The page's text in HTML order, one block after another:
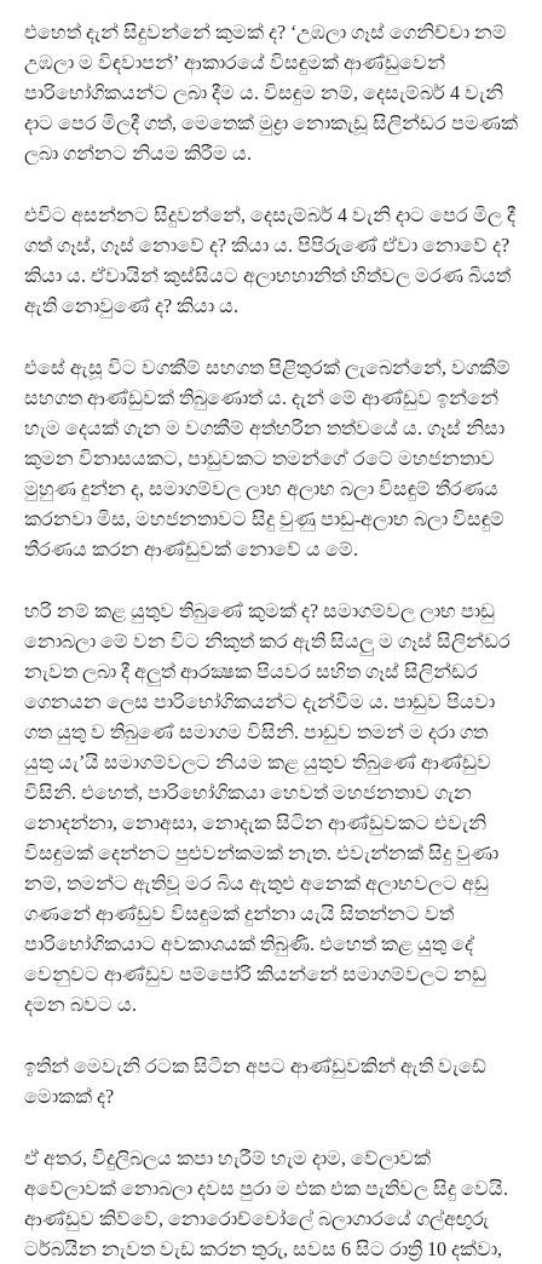
එහෙත් දැන් සිදුවන්නේ කුමක් ද? ‘උඹලා ගෑස් ගෙනිච්චා නම්
උඹලා ම විඳවාපන්’ ආකාරයේ විසඳුමක් ආණ්ඩුවෙන්
පාරිභෝගිකයන්ට ලබා දීම ය. විසඳුම නම්, දෙසැම්බර් 4 වැනි
දාට පෙර මිලදී ගත්, මෙතෙක් මුද්‍රා නොකැඩූ සිලින්ඩර පමණක්
ලබා ගන්නට නියම කිරීම ය.
එවිට අසන්නට සිදුවන්නේ, දෙසැම්බර් 4 වැනි දාට පෙර මිල දී
ගත් ගෑස්, ගෑස් නොවේ ද? කියා ය. පිපිරුණේ ඒවා නොවේ ද?
කියා ය. ඒවායින් කුස්සියට අලාභහානිත් හිත්වල මරණ බියත්
ඇති නොවුණේ ද? කියා ය.
එසේ ඇසූ විට වගකීම් සහගත පිළිතුරක් ලැබෙන්නේ, වගකීම්
සහගත ආණ්ඩුවක් තිබුණොත් ය. දැන් මේ ආණ්ඩුව ඉන්නේ
හැම දෙයක් ගැන ම වගකීම් අත්හරින තත්වයේ ය. ගෑස් නිසා
කුමන විනාසයකට, පාඩුවකට තමන්ගේ රටේ මහජනතාව
මුහුණ දුන්න ද, සමාගම්වල ලාභ අලාභ බලා විසඳුම් තීරණය
කරනවා මිස, මහජනතාවට සිදු වුණු පාඩු-අලාභ බලා විසඳුම්
තීරණය කරන ආණ්ඩුවක් නොවේ ය මේ.
හරි නම් කළ යුතුව තිබුණේ කුමක් ද? සමාගම්වල ලාභ පාඩු
නොබලා මේ වන විට නිකුත් කර ඇති සියලු ම ගෑස් සිලින්ඩර
නැවත ලබා දී අලුත් ආරක්‍ෂක පියවර සහිත ගෑස් සිලින්ඩර
ගෙනයන ලෙස පාරිභෝගිකයන්ට දැන්වීම ය. පාඩුව පියවා
ගත යුතු ව තිබුණේ සමාගම විසිනි. පාඩුව තමන් ම දරා ගත
යුතු යැ’යි සමාගම්වලට නියම කළ යුතුව තිබුණේ ආණ්ඩුව
විසිනි. එහෙත්, පාරිභෝගිකයා හෙවත් මහජනතාව ගැන
නොදන්නා, නොඅසා, නොදැක සිටින ආණ්ඩුවකට එවැනි
විසඳුමක් දෙන්නට පුළුවන්කමක් නැත. එවැන්නක් සිදු වුණා
නම්, තමන්ට ඇතිවූ මර බිය ඇතුළු අනෙක් අලාභවලට අඩු
ගණනේ ආණ්ඩුව විසඳුමක් දුන්නා යැයි සිතන්නට වත්
පාරිභෝගිකයාට අවකාශයක් තිබුණි. එහෙත් කළ යුතු දේ
වෙනුවට ආණ්ඩුව පම්පෝරි කියන්නේ සමාගම්වලට නඩු
දමන බවට ය.
ඉතින් මෙවැනි රටක සිටින අපට ආණ්ඩුවකින් ඇති වැඩේ
මොකක් ද?
ඒ අතර, විදුලිබලය කපා හැරීම් හැම දාම, වේලාවක්
අවේලාවක් නොබලා දවස පුරා ම එක එක පැතිවල සිදු වෙයි.
ආණ්ඩුව කිව්වේ, නොරොච්චෝලේ බලාගාරයේ ගල්අඟුරු
ටර්බයින නැවත වැඩ කරන තුරු, සවස 6 සිට රාත්‍රි 10 දක්වා,